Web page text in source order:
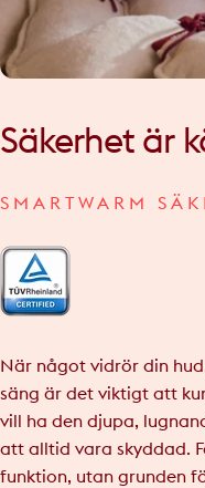
Säkerhet är
SMARTWARM
När något vidrör din
säng är det viktigt att
vill ha den djupa,
att alltid vara skyddad.
funktion, utan grunden